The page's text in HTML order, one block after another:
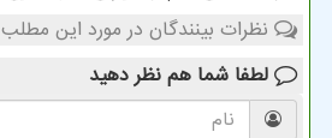
نظرات بینندگان در مورد این مطلب
لطفا شما هم نظر دهید